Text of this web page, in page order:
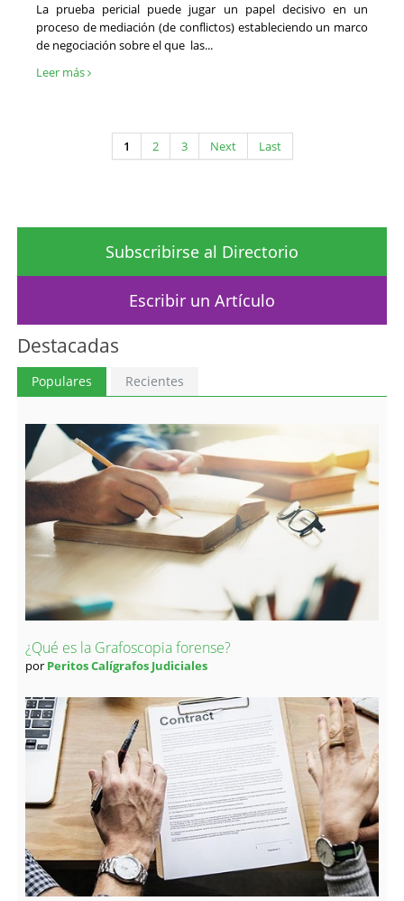
La prueba pericial puede jugar un papel decisivo en un
proceso de mediación (de conflictos) estableciendo un marco
de negociación sobre el que las...
Leer más
1 2 3 Next Last
Subscribirse al Directorio
Escribir un Artículo
Destacadas
Populares Recientes
¿Qué es la Grafoscopia forense?
por Peritos Calígrafos Judiciales